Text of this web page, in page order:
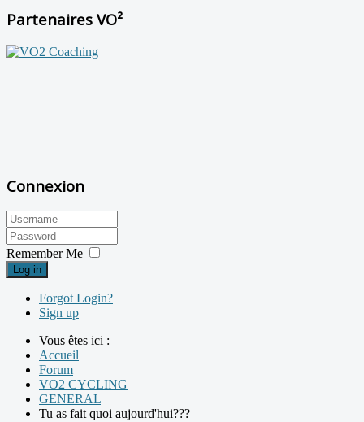
Partenaires VO²
Connexion
Remember Me
Log in
Forgot Login?
Sign up
Vous êtes ici :
Accueil
Forum
VO2 CYCLING
GENERAL
Tu as fait quoi aujourd'hui???